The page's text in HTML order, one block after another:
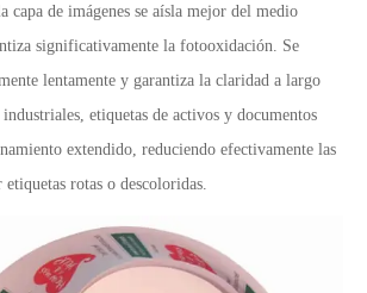
capa de imágenes se aísla mejor del medio
significativamente la fotooxidación. Se
lentamente y garantiza la claridad a largo
etiquetas de activos y documentos
extendido, reduciendo efectivamente las
etiquetas rotas o descoloridas.